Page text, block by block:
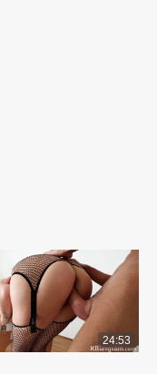
24:53